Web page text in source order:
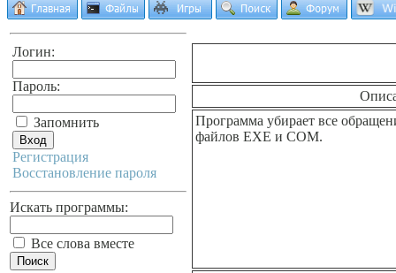
Логин:
Пароль:
Запомнить
Регистрация
Восстановление пароля
Искать программы:
Все слова вместе
Программа убирает все
файлов EXE и COM.